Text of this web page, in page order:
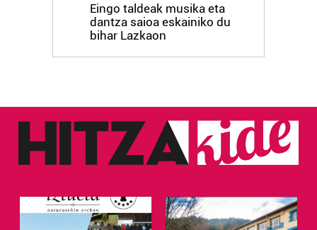
Eingo taldeak musika eta
dantza saioa eskainiko du
bihar Lazkaon